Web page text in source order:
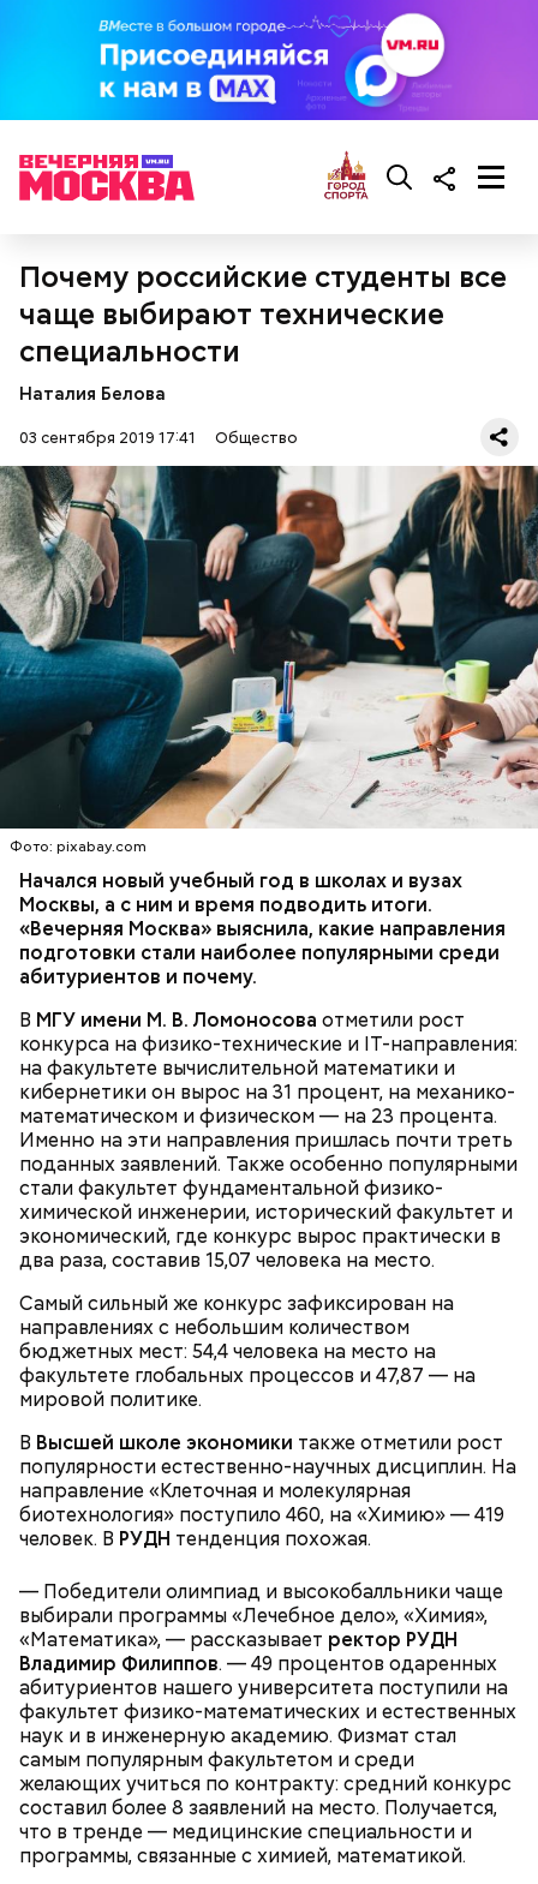
Почему российские студенты все
чаще выбирают технические
специальности
Наталия Белова
03 сентября 2019 17:41 Общество
Фото: pixabay.com
Начался новый учебный год в школах и вузах
Москвы, а с ним и время подводить итоги.
«Вечерняя Москва» выяснила, какие направления
подготовки стали наиболее популярными среди
абитуриентов и почему.
В МГУ имени М. В. Ломоносова отметили рост
конкурса на физико-технические и IT-направления:
на факультете вычислительной математики и
кибернетики он вырос на 31 процент, на механико-
математическом и физическом — на 23 процента.
Именно на эти направления пришлась почти треть
поданных заявлений. Также особенно популярными
стали факультет фундаментальной физико-
химической инженерии, исторический факультет и
экономический, где конкурс вырос практически в
два раза, составив 15,07 человека на место.
Самый сильный же конкурс зафиксирован на
направлениях с небольшим количеством
бюджетных мест: 54,4 человека на место на
факультете глобальных процессов и 47,87 — на
мировой политике.
В Высшей школе экономики также отметили рост
популярности естественно-научных дисциплин. На
направление «Клеточная и молекулярная
биотехнология» поступило 460, на «Химию» — 419
человек. В РУДН тенденция похожая.
— Победители олимпиад и высокобалльники чаще
выбирали программы «Лечебное дело», «Химия»,
«Математика», — рассказывает ректор РУДН
Владимир Филиппов. — 49 процентов одаренных
абитуриентов нашего университета поступили на
факультет физико-математических и естественных
наук и в инженерную академию. Физмат стал
самым популярным факультетом и среди
желающих учиться по контракту: средний конкурс
составил более 8 заявлений на место. Получается,
что в тренде — медицинские специальности и
программы, связанные с химией, математикой.
На Руси святителя Николая издавна считали
покровителем моряков, купцов и детей. Ему
молились и земледельцы — о хорошей погоде, о
добром урожае. Была поговорка: «Кто Николая
любит, кто Николаю служит, тому святой Николай
во всякий час помогает».
Святой Николай Чудотворец считается
покровителем путешествующих, а также
оберегает детей и подростков. Многие мамы
провожают своих чад на прогулку, прося святого
Николая присмотреть за ними, сберечь от разных
уличных происшествий. Кроме того, святому
Николаю молятся о вразумлении своих детей,
попавших в плохую компанию, и хуже того —
пристрастившихся к наркотикам. Молятся
святителю Николаю о благополучном замужестве
дочерей.
Множество людей совершают паломнические
поездки, чтобы поклониться мощам Святителя
Николая, которые находятся в Италии. 19 декабря
отмечается Никола Зимний, а 22 мая Никола вешний
или летний. Этот день установлен в память об
обретении его мощей.
Молитва Николаю чудотворцу
О, всесвятый Николае, угодниче преизрядный
скорбех скорый помощниче!
500 г помидоров;
150 г шпината;
50 г лиственного салата;
зелень петрушки, укропа;
1/2 стакана растительного масла;
100 г муки;
уксус по вкусу;
30 г сахара.
Кабачки очистить от кожицы. Нарезать
кружочками или дольками, предварительно удалив
сердцевину. Нарезанные кабачки обвалять в муке и
обжарить в масле (половина нормы). Зеленый лук
нашинковать, слегка спас-серовать в оставшемся
масле и добавить к нему нашинкованные листья
нарезанные небольшими дольками, и все тушить 10
минут. Листья шпината или салата можно заменить
ботвой свеклы. Полученный соус заправить солью,
уксусом, сахаром. Подать кабачки в холодном
виде, посыпать их рубленым укропом.
Томаты «Без заморочек», аджика
и лечо: топ-8 проверенных
рецептов закруток на зиму
Первые блюда
Грибной суп с фасолью
300-400 г шампиньонов или других свежих
грибов;
3 ст. ложки фасоли;
3 ст. ложки растительного масла;
зелень, черный молотый перец и соль по вкусу.